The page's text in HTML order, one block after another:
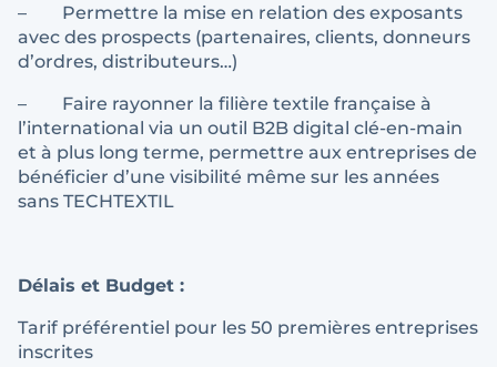
– Permettre la mise en relation des exposants
avec des prospects (partenaires, clients, donneurs
d’ordres, distributeurs…)
– Faire rayonner la filière textile française à
l’international via un outil B2B digital clé-en-main
et à plus long terme, permettre aux entreprises de
bénéficier d’une visibilité même sur les années
sans TECHTEXTIL
Délais et Budget :
Tarif préférentiel pour les 50 premières entreprises
inscrites